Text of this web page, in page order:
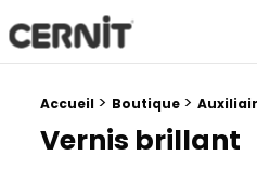
Cernit Une qualité haut de
Fil d'Ariane :
Accueil > Boutique >
Vernis brillant